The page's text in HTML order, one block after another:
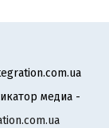
медиа -